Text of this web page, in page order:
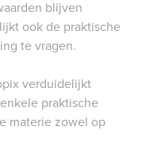
blijven
ook de praktische
te vragen.
verduidelijkt
praktische
materie zowel op